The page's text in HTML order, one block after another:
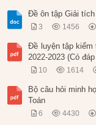
Đề ôn tập Giải
3 1456
Đề luyện tập kiểm
2022-2023 (Có
10 1614
Bộ câu hỏi minh
Toán
6 4430